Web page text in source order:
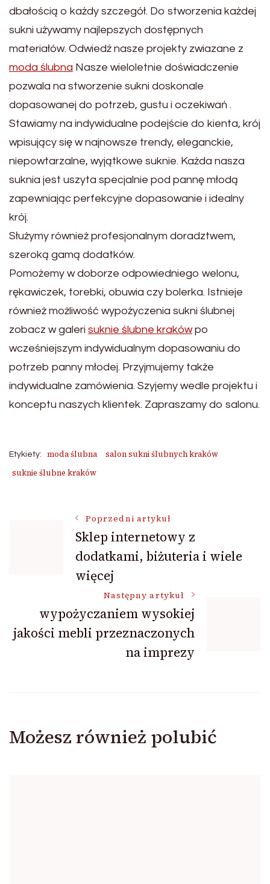
dbałością o każdy szczegół. Do stworzenia każdej
sukni używamy najlepszych dostępnych
materiałów. Odwiedź nasze projekty zwiazane z
moda ślubna Nasze wieloletnie doświadczenie
pozwala na stworzenie sukni doskonale
dopasowanej do potrzeb, gustu i oczekiwań .
Stawiamy na indywidualne podejście do kienta, krój
wpisujący się w najnowsze trendy, eleganckie,
niepowtarzalne, wyjątkowe suknie. Każda nasza
suknia jest uszyta specjalnie pod pannę młodą
zapewniając perfekcyjne dopasowanie i idealny
krój.
Służymy również profesjonalnym doradztwem,
szeroką gamą dodatków.
Pomożemy w doborze odpowiedniego welonu,
rękawiczek, torebki, obuwia czy bolerka. Istnieje
również możliwość wypożyczenia sukni ślubnej
zobacz w galeri suknie ślubne krakówpo
wcześniejszym indywidualnym dopasowaniu do
potrzeb panny młodej. Przyjmujemy także
indywidualne zamówienia. Szyjemy wedle projektu i
konceptu naszych klientek. Zapraszamy do salonu.
Etykiety: moda ślubna
salon sukni ślubnych kraków
suknie ślubne kraków
Nawigacja
wpisu
Poprzedni artykuł
Sklep internetowy z
dodatkami, biżuteria i wiele
więcej
Następny artykuł
wypożyczaniem wysokiej
jakości mebli przeznaczonych
na imprezy
Możesz również polubić